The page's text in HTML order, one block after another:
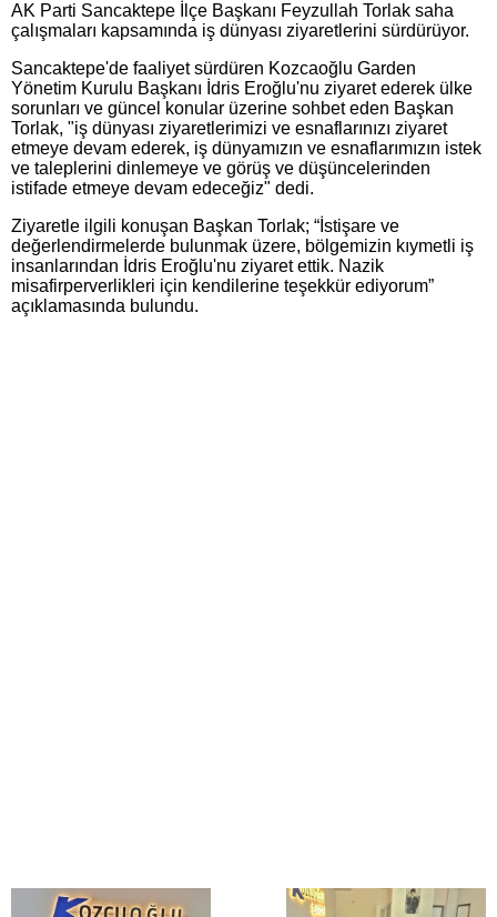
AK Parti Sancaktepe İlçe Başkanı Feyzullah Torlak saha
çalışmaları kapsamında iş dünyası ziyaretlerini sürdürüyor.
Sancaktepe'de faaliyet sürdüren Kozcaoğlu Garden
Yönetim Kurulu Başkanı İdris Eroğlu'nu ziyaret ederek ülke
sorunları ve güncel konular üzerine sohbet eden Başkan
Torlak, "iş dünyası ziyaretlerimizi ve esnaflarınızı ziyaret
etmeye devam ederek, iş dünyamızın ve esnaflarımızın istek
ve taleplerini dinlemeye ve görüş ve düşüncelerinden
istifade etmeye devam edeceğiz" dedi.
Ziyaretle ilgili konuşan Başkan Torlak; “İstişare ve
değerlendirmelerde bulunmak üzere, bölgemizin kıymetli iş
insanlarından İdris Eroğlu'nu ziyaret ettik. Nazik
misafirperverlikleri için kendilerine teşekkür ediyorum”
açıklamasında bulundu.